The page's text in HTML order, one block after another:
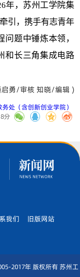
年，苏州工学院集
引，携手有志青年
题中锤炼本领，
和长三角集成电路
勇/审核 知晓/编辑 )
务处（含创新创业学院）
分
我们
旧版网站
2017年 版权所有 苏州工